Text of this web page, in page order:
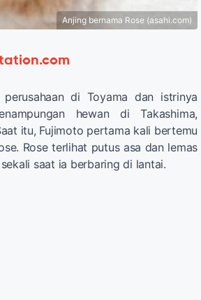
Anjing bernama Rose (asahi.com)
di Toyama dan istrinya
hewan di Takashima,
itu, Fujimoto pertama kali bertemu
Rose terlihat putus asa dan lemas
saat ia berbaring di lantai.